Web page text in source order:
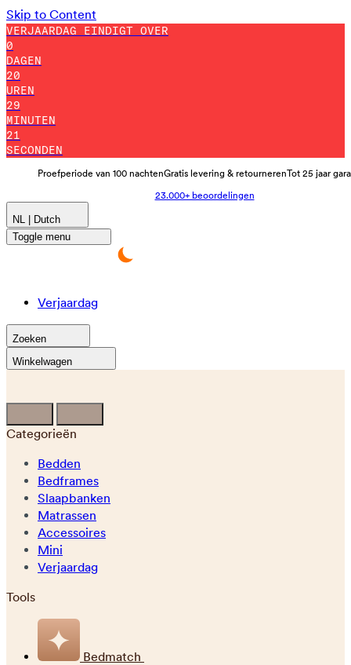
Skip to Content
VERJAARDAG EINDIGT OVER
0
DAGEN
20
UREN
29
MINUTEN
11
SECONDEN
Proefperiode van 100 nachtenGratis levering & retournerenTot 25 jaar
23.000+ beoordelingen
NL | Dutch
Toggle menu
Verjaardag
Zoeken
Winkelwagen
Categorieën
Bedden
Bedframes
Slaapbanken
Matrassen
Accessoires
Mini
Verjaardag
Tools
Bedmatch